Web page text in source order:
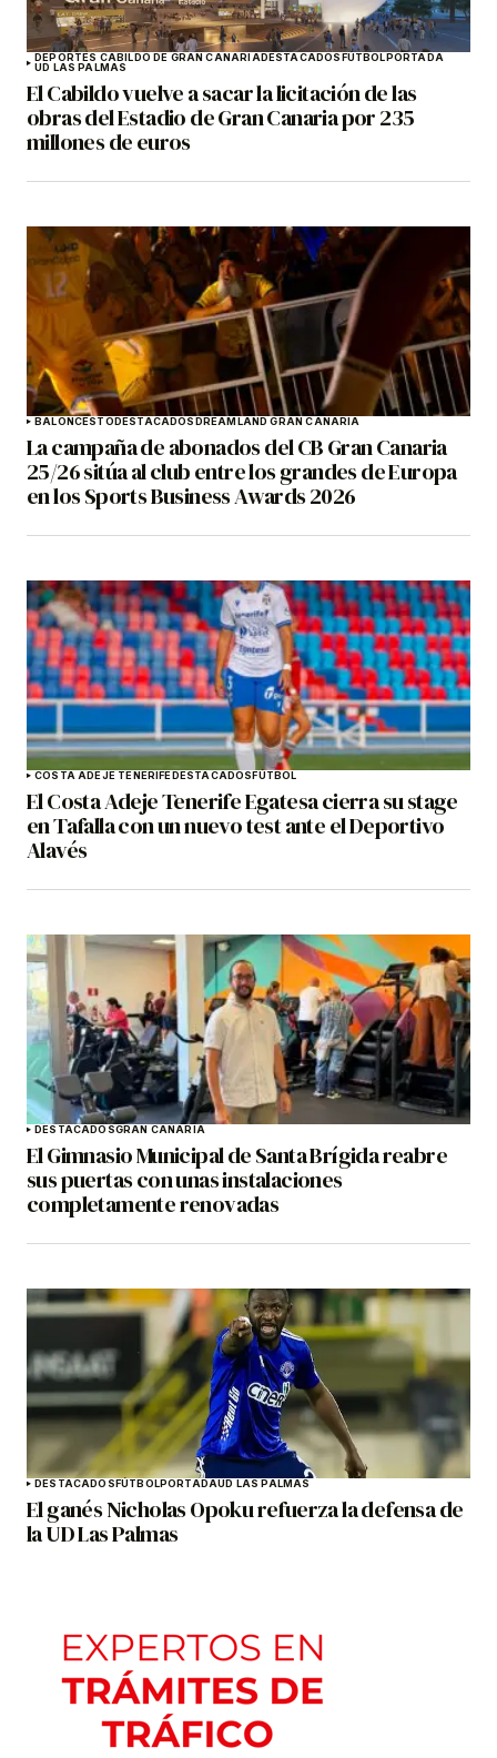
DEPORTES CABILDO DE GRAN CANARIADESTACADOSFÚTBOLPORTADA
UD LAS PALMAS
El Cabildo vuelve a sacar la licitación de las
obras del Estadio de Gran Canaria por 235
millones de euros
BALONCESTODESTACADOSDREAMLAND GRAN CANARIA
La campaña de abonados del CB Gran Canaria
25/26 sitúa al club entre los grandes de Europa
en los Sports Business Awards 2026
COSTA ADEJE TENERIFEDESTACADOSFÚTBOL
El Costa Adeje Tenerife Egatesa cierra su stage
en Tafalla con un nuevo test ante el Deportivo
Alavés
DESTACADOSGRAN CANARIA
El Gimnasio Municipal de Santa Brígida reabre
sus puertas con unas instalaciones
completamente renovadas
DESTACADOSFÚTBOLPORTADAUD LAS PALMAS
El ganés Nicholas Opoku refuerza la defensa de
la UD Las Palmas